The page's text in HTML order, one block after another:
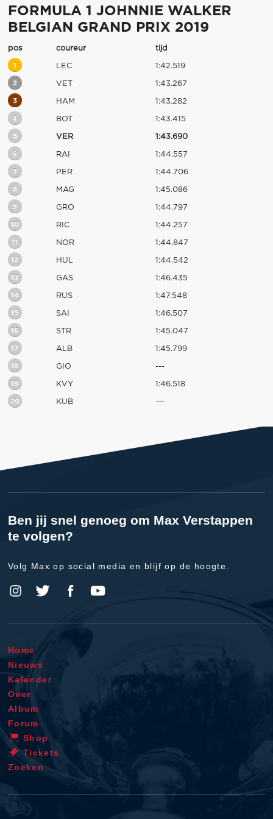
FORMULA 1 JOHNNIE WALKER
BELGIAN GRAND PRIX 2019
pos coureur tijd
1 LEC 1:42.519
2 VET 1:43.267
3 HAM 1:43.282
4 BOT 1:43.415
5 VER 1:43.690
6 RAI 1:44.557
7 PER 1:44.706
8 MAG 1:45.086
9 GRO 1:44.797
10 RIC 1:44.257
11 NOR 1:44.847
12 HUL 1:44.542
13 GAS 1:46.435
14 RUS 1:47.548
15 SAI 1:46.507
16 STR 1:45.047
17 ALB 1:45.799
18 GIO ---
19 KVY 1:46.518
20 KUB ---
Ben jij snel genoeg om Max Verstappen
te volgen?
Volg Max op social media en blijf op de hoogte.
Home
Nieuws
Kalender
Over
Album
Forum
Shop
Tickets
Zoeken